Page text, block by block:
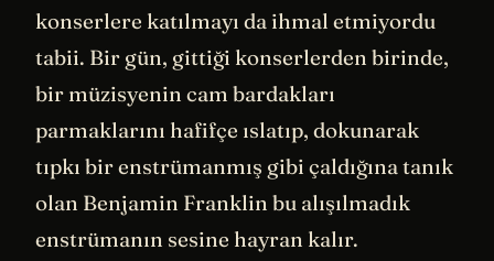
konserlere katılmayı da ihmal etmiyordu
tabii. Bir gün, gittiği konserlerden birinde,
bir müzisyenin cam bardakları
parmaklarını hafifçe ıslatıp, dokunarak
tıpkı bir enstrümanmış gibi çaldığına tanık
olan Benjamin Franklin bu alışılmadık
enstrümanın sesine hayran kalır.